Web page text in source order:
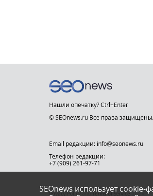
SEOnews использует cookie-
Нашли опечатку? Ctrl+Enter
© SEOnews.ru Все права
Email редакции: info@seonews.ru
Телефон редакции:
+7 (909) 261-97-71
This site is protected by reCAPTCHA and the
Privacy Policyand Terms of Serviceapply.